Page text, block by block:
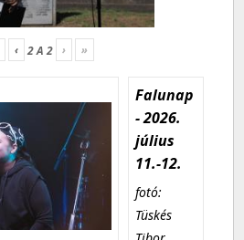
‹ 2A2 › »
Falunap
- 2026.
július
11.-12.
fotó:
Tüskés